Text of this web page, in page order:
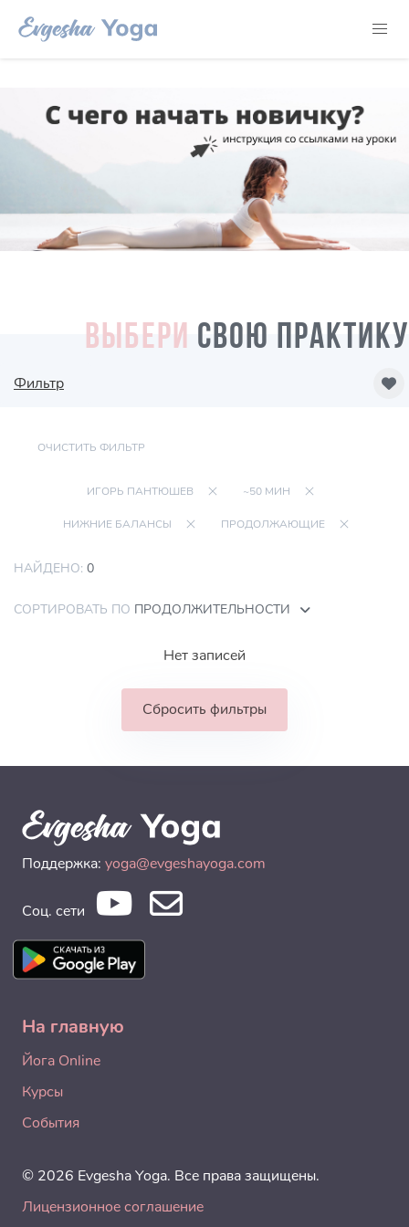
ВЫБЕРИ СВОЮ ПРАКТИКУ
Фильтр
ОЧИСТИТЬ ФИЛЬТР
ИГОРЬ ПАНТЮШЕВ ~50 МИН
НИЖНИЕ БАЛАНСЫ ПРОДОЛЖАЮЩИЕ
НАЙДЕНО: 0
СОРТИРОВАТЬ ПО ПРОДОЛЖИТЕЛЬНОСТИ
Нет записей
Сбросить фильтры
Поддержка: yoga@evgeshayoga.com
Соц. сети
На главную
Йога Online
Курсы
События
© 2026 Evgesha Yoga. Все права защищены.
Лицензионное соглашение